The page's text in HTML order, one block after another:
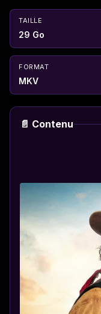
TAILLE
29 Go
FORMAT
MKV
📄 Contenu